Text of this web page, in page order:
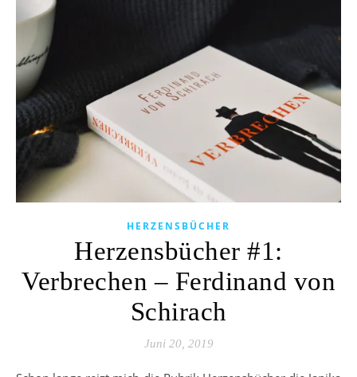
HERZENSBÜCHER
Herzensbücher #1:
Verbrechen – Ferdinand von
Schirach
Juni 20, 2019